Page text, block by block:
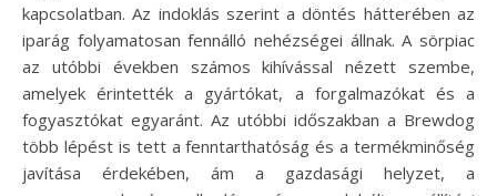
kapcsolatban. Az indoklás szerint a döntés hátterében az
iparág folyamatosan fennálló nehézségei állnak. A sörpiac
az utóbbi években számos kihívással nézett szembe,
amelyek érintették a gyártókat, a forgalmazókat és a
fogyasztókat egyaránt. Az utóbbi időszakban a Brewdog
több lépést is tett a fenntarthatóság és a termékminőség
javítása érdekében, ám a gazdasági helyzet, a